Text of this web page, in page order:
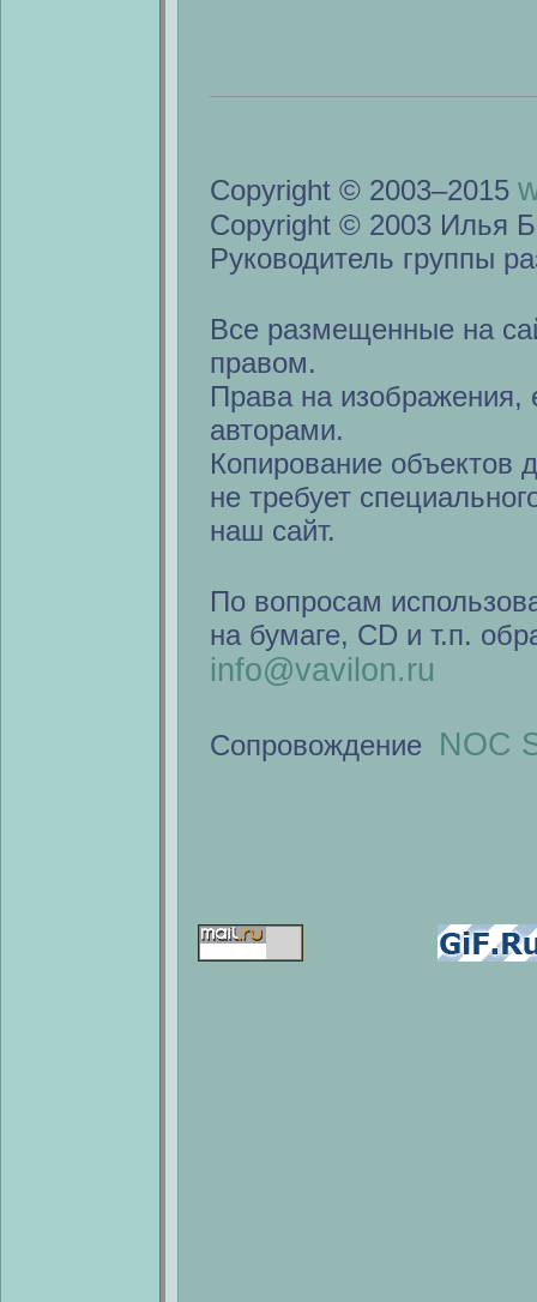
Copyright © 2003–2015
Copyright © 2003 Илья
Руководитель группы
Все размещенные на
правом.
Права на изображения,
авторами.
Копирование объектов
не требует
наш сайт.
По вопросам
на бумаге, CD и т.п.
info@vavilon.ru
Сопровождение NOC